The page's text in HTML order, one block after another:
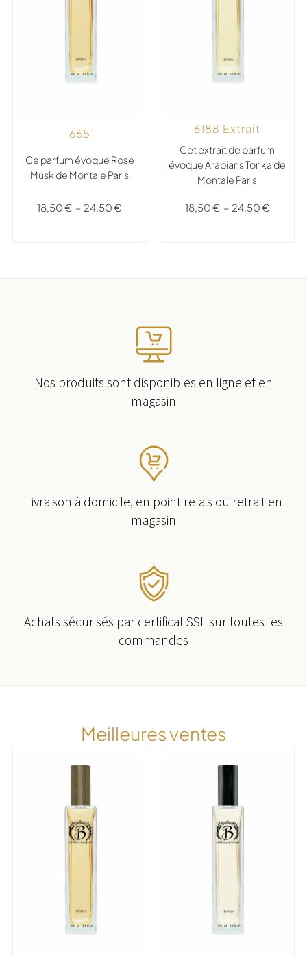
665
Ce parfum évoque Rose
Musk de Montale Paris
18,50€ – 24,50€
6188 Extrait
Cet extrait de parfum
évoque Arabians Tonka de
Montale Paris
18,50€ – 24,50€
Nos produits sont disponibles en ligne et en
magasin
Livraison à domicile, en point relais ou retrait en
magasin
Achats sécurisés par certificat SSL sur toutes les
commandes
Meilleures ventes